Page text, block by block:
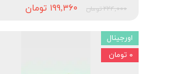
۲۲۴,۰۰۰ تومان ۱۹۹,۳۶۰ تومان
اورجینال
۰ تومان